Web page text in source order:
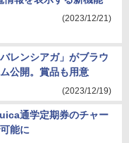
(2023/12/21)
レンシアガ」がブラウ
公開。賞品も用意
(2023/12/19)
通学定期券のチャー
能に